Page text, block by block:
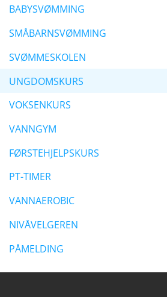
BABYSVØMMING
SMÅBARNSVØMMING
SVØMMESKOLEN
UNGDOMSKURS
VOKSENKURS
VANNGYM
FØRSTEHJELPSKURS
PT-TIMER
VANNAEROBIC
NIVÅVELGEREN
PÅMELDING